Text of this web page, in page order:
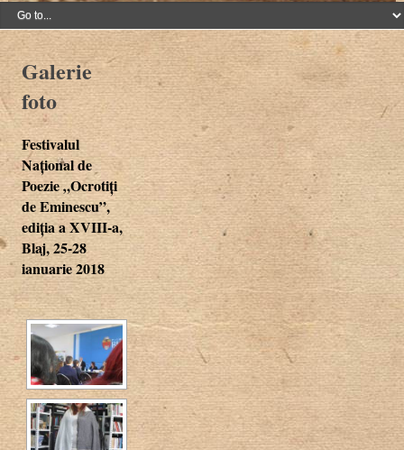
Galerie
foto
Festivalul
Național de
Poezie „Ocrotiți
de Eminescu”,
ediția a XVIII-a,
Blaj, 25-28
ianuarie 2018